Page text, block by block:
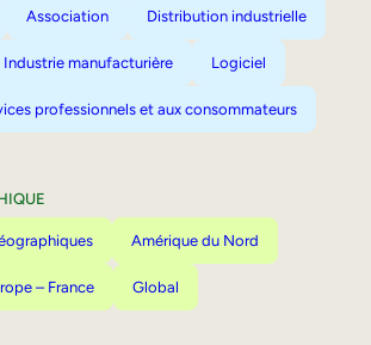
Association Distribution industrielle
Industrie manufacturière Logiciel
professionnels et aux consommateurs
Amérique du Nord
– France Global